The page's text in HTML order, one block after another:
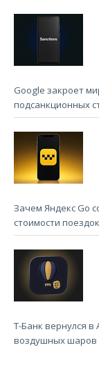
Google закроет
подсанкционных
Зачем Яндекс Go
стоимости поездок
Т-Банк вернулся в
воздушных шаров